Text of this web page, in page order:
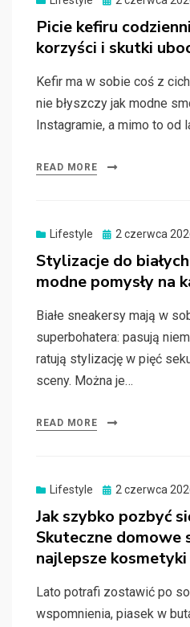
Picie kefiru
korzyści i skutki
Kefir ma w sobie coś z
nie błyszczy jak modne
Instagramie, a mimo to od
READ MORE
Lifestyle
Posted
2 czerwca
Stylizacje do
modne pomysły na
Białe sneakersy mają w
superbohatera: pasują
ratują stylizację w pięć
sceny. Można je…
READ MORE
Lifestyle
Posted
2 czerwca
Jak szybko pozbyć
Skuteczne domowe
najlepsze kosmetyki
Lato potrafi zostawić po
wspomnienia, piasek w